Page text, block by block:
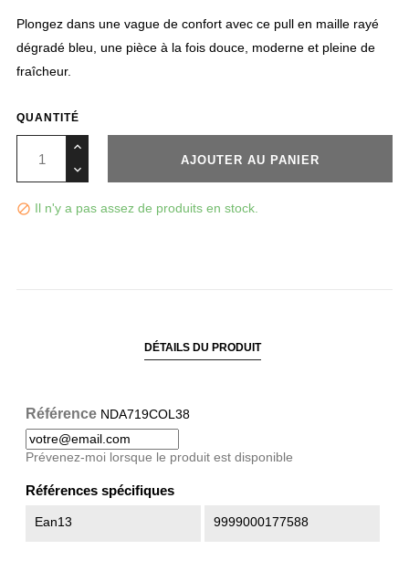
Plongez dans une vague de confort avec ce pull en maille rayé
dégradé bleu, une pièce à la fois douce, moderne et pleine de
fraîcheur.
QUANTITÉ
AJOUTER AU PANIER
 Il n'y a pas assez de produits en stock.
DÉTAILS DU PRODUIT
Référence NDA719COL38
Prévenez-moi lorsque le produit est disponible
Références spécifiques
Ean13 9999000177588